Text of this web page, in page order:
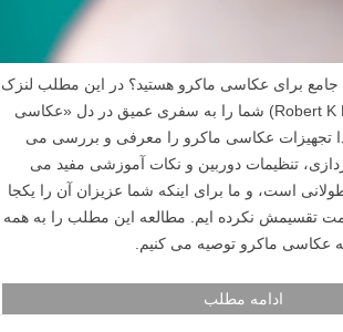
جامع برای عکاسی ماکرو هستید؟ در این مطلب لنزک
رابرت ک. بگز (Robert K Baggs) شما را به سفری عمیق در دل «عکاسی
تجهیزات عکاسی ماکرو را معرفی و بررسی می
تنظیمات دوربین و نکات آموزشی مفید می
است، و ما برای اینکه شما عزیزان آن را یکجا
تقسیمش نکرده ایم. مطالعه این مطلب را به همه
عکاسی ماکرو توصیه می کنیم.
ادامه مطلب